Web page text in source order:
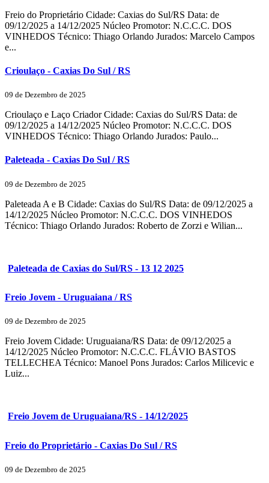
Freio do Proprietário Cidade: Caxias do Sul/RS Data: de
09/12/2025 a 14/12/2025 Núcleo Promotor: N.C.C.C. DOS
VINHEDOS Técnico: Thiago Orlando Jurados: Marcelo Campos
e...
Crioulaço - Caxias Do Sul / RS
09 de Dezembro de 2025
Crioulaço e Laço Criador Cidade: Caxias do Sul/RS Data: de
09/12/2025 a 14/12/2025 Núcleo Promotor: N.C.C.C. DOS
VINHEDOS Técnico: Thiago Orlando Jurados: Paulo...
Paleteada - Caxias Do Sul / RS
09 de Dezembro de 2025
Paleteada A e B Cidade: Caxias do Sul/RS Data: de 09/12/2025 a
14/12/2025 Núcleo Promotor: N.C.C.C. DOS VINHEDOS
Técnico: Thiago Orlando Jurados: Roberto de Zorzi e Wilian...
Paleteada de Caxias do Sul/RS - 13 12 2025
Freio Jovem - Uruguaiana / RS
09 de Dezembro de 2025
Freio Jovem Cidade: Uruguaiana/RS Data: de 09/12/2025 a
14/12/2025 Núcleo Promotor: N.C.C.C. FLÁVIO BASTOS
TELLECHEA Técnico: Manoel Pons Jurados: Carlos Milicevic e
Luiz...
Freio Jovem de Uruguaiana/RS - 14/12/2025
Freio do Proprietário - Caxias Do Sul / RS
09 de Dezembro de 2025